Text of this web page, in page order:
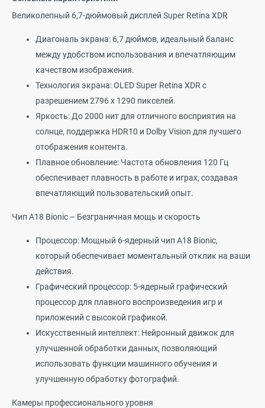
Великолепный 6,7-дюймовый дисплей Super Retina XDR
Диагональ экрана: 6,7 дюймов, идеальный баланс
между удобством использования и впечатляющим
качеством изображения.
Технология экрана: OLED Super Retina XDR с
разрешением 2796 x 1290 пикселей.
Яркость: До 2000 нит для отличного восприятия на
солнце, поддержка HDR10 и Dolby Vision для лучшего
отображения контента.
Плавное обновление: Частота обновления 120 Гц
обеспечивает плавность в работе и играх, создавая
впечатляющий пользовательский опыт.
Чип A18 Bionic – Безграничная мощь и скорость
Процессор: Мощный 6-ядерный чип A18 Bionic,
который обеспечивает моментальный отклик на ваши
действия.
Графический процессор: 5-ядерный графический
процессор для плавного воспроизведения игр и
приложений с высокой графикой.
Искусственный интеллект: Нейронный движок для
улучшенной обработки данных, позволяющий
использовать функции машинного обучения и
улучшенную обработку фотографий.
Камеры профессионального уровня